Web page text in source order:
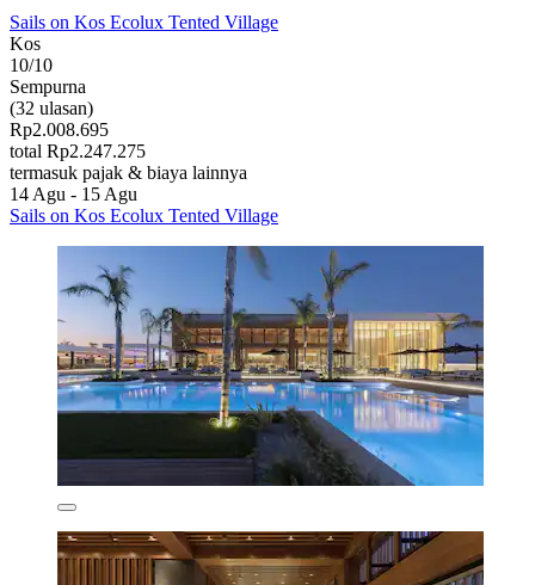
Sails on Kos Ecolux Tented Village
Kos
10/10
Sempurna
(32 ulasan)
Rp2.008.695
total Rp2.247.275
termasuk pajak & biaya lainnya
14 Agu - 15 Agu
Sails on Kos Ecolux Tented Village